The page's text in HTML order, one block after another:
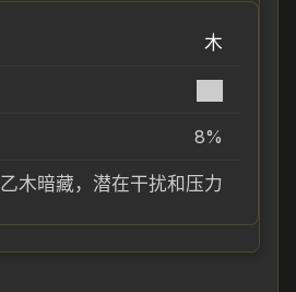
木
8%
乙木暗藏，潜在干扰和压力